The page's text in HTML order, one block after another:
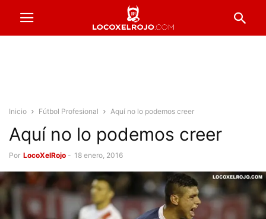
Inicio Fútbol Profesional Aquí no lo podemos creer
Aquí no lo podemos creer
Por LocoXelRojo - 18 enero, 2016